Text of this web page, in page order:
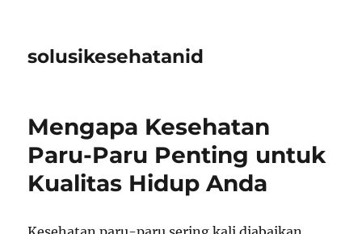
solusikesehatanid
Mengapa Kesehatan
Paru-Paru Penting untuk
Kualitas Hidup Anda